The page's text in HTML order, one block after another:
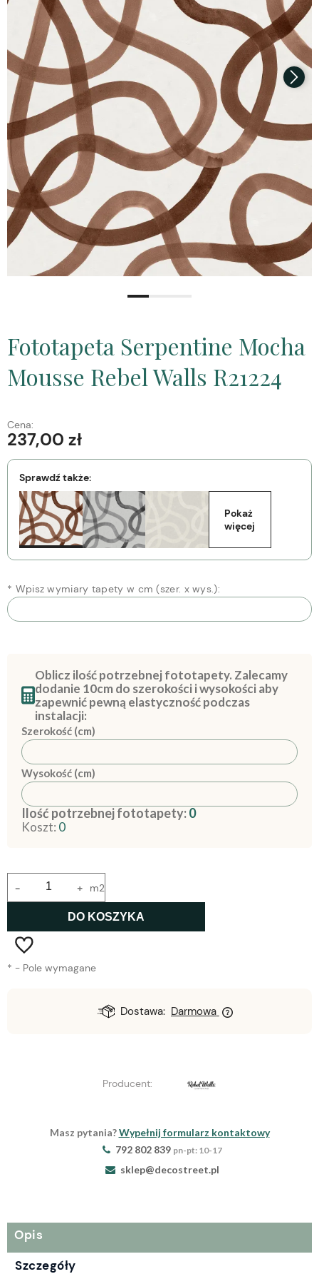
Fototapeta Serpentine Mocha
Mousse Rebel Walls R21224
Cena:
237,00 zł
Sprawdź także:
Pokaż
więcej
* Wpisz wymiary tapety w cm (szer. x wys.):
Oblicz ilość potrzebnej fototapety. Zalecamy
dodanie 10cm do szerokości i wysokości aby
zapewnić pewną elastyczność podczas
instalacji:
Szerokość (cm)
Wysokość (cm)
Ilość potrzebnej fototapety:0
Koszt: 0
+
- m2
DO KOSZYKA
* - Pole wymagane
Dostawa: Darmowa
Producent:
Masz pytania?Wypełnij formularz kontaktowy
792 802 839 pn-pt: 10-17
sklep@decostreet.pl
Opis
Szczegóły